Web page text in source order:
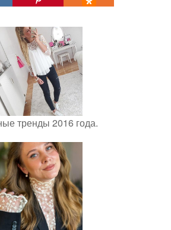
тренды 2016 года.